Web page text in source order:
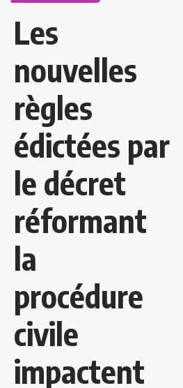
Les
nouvelles
règles
édictées par
le décret
réformant
la
procédure
civile
impactent